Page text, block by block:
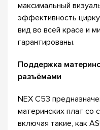
максимальный
эффективность
вид во всей красе и
гарантированы.
Поддержка
разъёмами
NEX C53
материнских плат со
включая такие, как